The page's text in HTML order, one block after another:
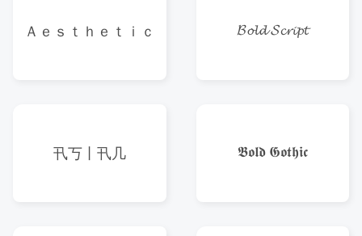
Ａｅｓｔｈｅｔｉｃ
卂丂丨卂几
𝓑𝓸𝓵𝓭 𝓢𝓬𝓻𝓲𝓹𝓽
𝕭𝖔𝖑𝖉 𝕲𝖔𝖙𝖍𝖎𝖈